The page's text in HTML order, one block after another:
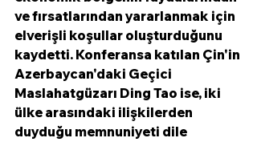
ve fırsatlarından yararlanmak için
elverişli koşullar oluşturduğunu
kaydetti. Konferansa katılan Çin'in
Azerbaycan'daki Geçici
Maslahatgüzarı Ding Tao ise, iki
ülke arasındaki ilişkilerden
duyduğu memnuniyeti dile